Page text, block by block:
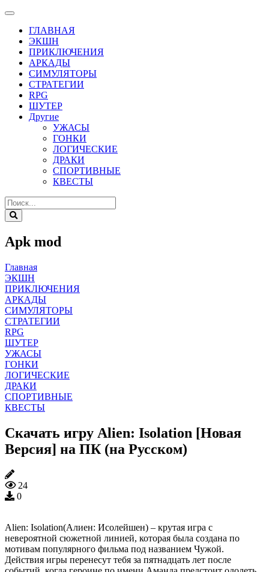
ГЛАВНАЯ
ЭКШН
ПРИКЛЮЧЕНИЯ
АРКАДЫ
СИМУЛЯТОРЫ
СТРАТЕГИИ
RPG
ШУТЕР
Другие
УЖАСЫ
ГОНКИ
ЛОГИЧЕСКИЕ
ДРАКИ
СПОРТИВНЫЕ
КВЕСТЫ
Apk mod
Главная
ЭКШН
ПРИКЛЮЧЕНИЯ
АРКАДЫ
СИМУЛЯТОРЫ
СТРАТЕГИИ
RPG
ШУТЕР
УЖАСЫ
ГОНКИ
ЛОГИЧЕСКИЕ
ДРАКИ
СПОРТИВНЫЕ
КВЕСТЫ
Скачать игру Alien: Isolation [Новая
Версия] на ПК (на Русском)
24
0
Alien: Isolation(Алиен: Исолейшен) – крутая игра с
невероятной сюжетной линией, которая была создана по
мотивам популярного фильма под названием Чужой.
Действия игры перенесут тебя за пятнадцать лет после